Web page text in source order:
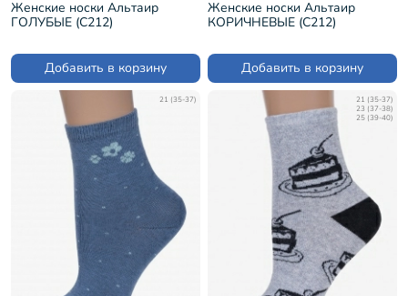
Женские носки Альтаир
ГОЛУБЫЕ (С212)
Добавить в корзину
Женские носки Альтаир
КОРИЧНЕВЫЕ (С212)
Добавить в корзину
21 (35-37)
21 (35-37)
23 (37-38)
25 (39-40)